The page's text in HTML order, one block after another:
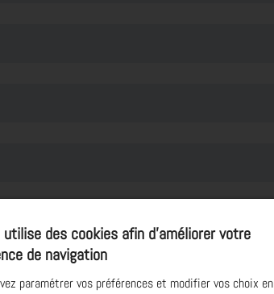
des cookies afin d’améliorer votre
de navigation
paramétrer vos préférences et modifier vos choix en